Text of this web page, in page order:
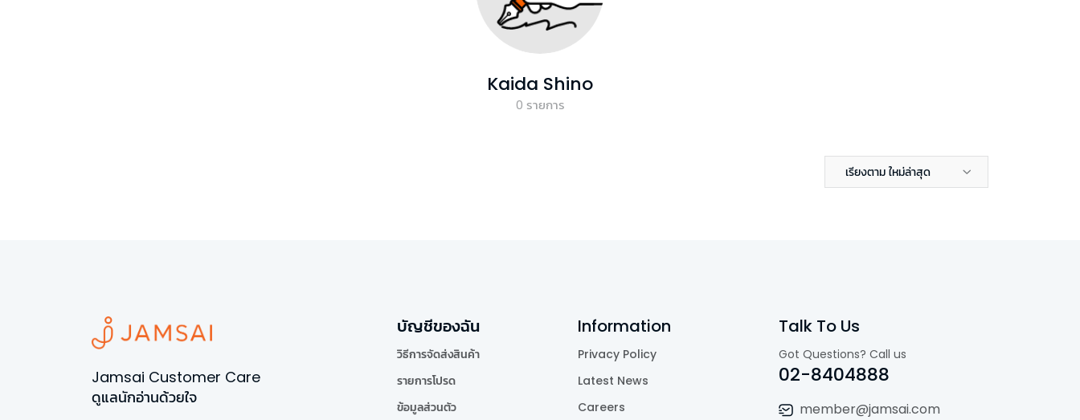
Kaida Shino
0 รายการ
เรียงตาม ใหม่ล่าสุด
Jamsai Customer Care
ดูแลนักอ่านด้วยใจ
บัญชีของฉัน
วิธีการจัดส่งสินค้า
รายการโปรด
ข้อมูลส่วนตัว
Information
Privacy Policy
Latest News
Careers
Talk To Us
Got Questions? Call us
02-8404888
member@jamsai.com